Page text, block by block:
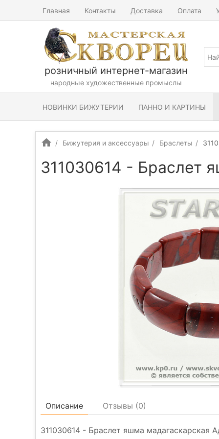
Главная Контакты Доставка Оплата
розничный интернет-магазин
народные художественные промыслы
НОВИНКИ БИЖУТЕРИИ ПАННО И КАРТИНЫ
Бижутерия и аксессуары Браслеты
311030614 - Браслет
Описание Отзывы (0)
311030614 - Браслет яшма мадагаскарская